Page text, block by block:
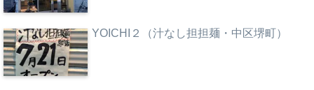
YOICHI２（汁なし担担麺・中区堺町）